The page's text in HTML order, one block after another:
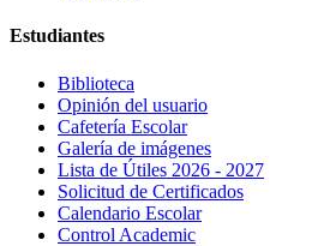
Estudiantes
Biblioteca
Opinión del usuario
Cafetería Escolar
Galería de imágenes
Lista de Útiles 2026 - 2027
Solicitud de Certificados
Calendario Escolar
Control Academic